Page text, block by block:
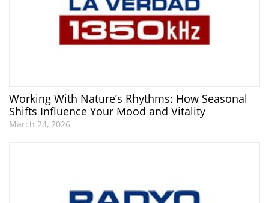
Working With Nature’s Rhythms: How Seasonal
Shifts Influence Your Mood and Vitality
March 24, 2026